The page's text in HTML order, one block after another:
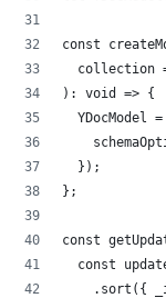
const
collection
): void => {
YDocModel
	});
};
const
const
.sort({